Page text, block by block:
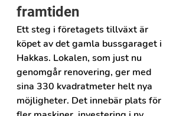
framtiden
Ett steg i företagets tillväxt är
köpet av det gamla bussgaraget i
Hakkas. Lokalen, som just nu
genomgår renovering, ger med
sina 330 kvadratmeter helt nya
möjligheter. Det innebär plats för